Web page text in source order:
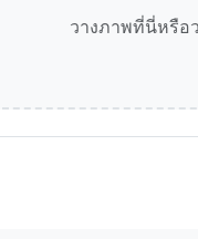
วางภาพที่นี่หรือ